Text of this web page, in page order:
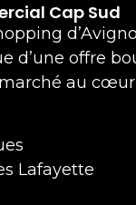
Cap Sud
d’une offre
au
Lafayette